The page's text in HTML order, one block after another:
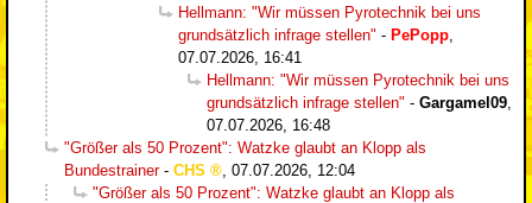
Hellmann: "Wir müssen Pyrotechnik bei uns
grundsätzlich infrage stellen" - PePopp
07.07.2026, 16:41
Hellmann: "Wir müssen Pyrotechnik bei uns
grundsätzlich infrage stellen" - Gargamel09
07.07.2026, 16:48
"Größer als 50 Prozent": Watzke glaubt an Klopp als
Bundestrainer- CHS
07.07.2026, 12:04
"Größer als 50 Prozent": Watzke glaubt an Klopp als